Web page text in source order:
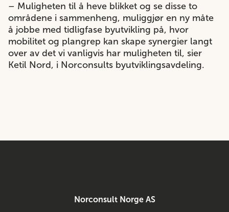
– Muligheten til å heve blikket og se disse to
områdene i sammenheng, muliggjør en ny måte
å jobbe med tidligfase byutvikling på, hvor
mobilitet og plangrep kan skape synergier langt
over av det vi vanligvis har muligheten til, sier
Ketil Nord, i Norconsults byutviklingsavdeling.
Norconsult Norge AS